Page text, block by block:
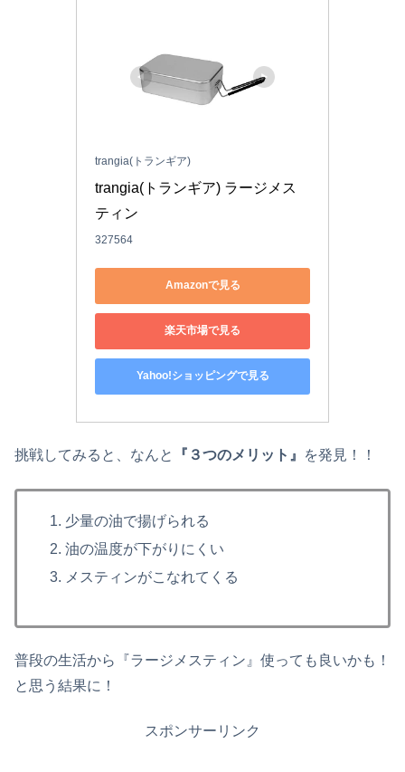
trangia(トランギア)
trangia(トランギア) ラージメス
ティン
327564
Amazonで見る
楽天市場で見る
Yahoo!ショッピングで見る
挑戦してみると、なんと 『３つのメリット』 を発見！！
少量の油で揚げられる
油の温度が下がりにくい
メスティンがこなれてくる
普段の生活から『ラージメスティン』使っても良いかも！
と思う結果に！
スポンサーリンク